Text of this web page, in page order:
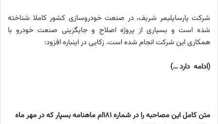
شرکت پارساپلیمر شریف، در صنعت خودروسازی کشور کاملا شناخته
شده است و بسیاری از پروژه اصلاح و جایگزینی صنعت خودرو با
همکاری این شرکت انجام شده است. زکایی در اینباره افزود:
(ادامه دارد…)
متن کامل این مصاحبه را در شماره 181ام ماهنامه بسپار که در مهر ماه